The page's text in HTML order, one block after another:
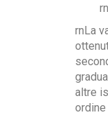
rn
rnLa
altre